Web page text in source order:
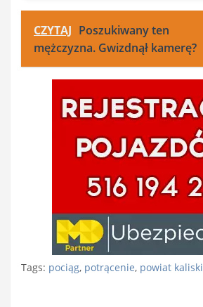
CZYTAJ Poszukiwany ten
mężczyzna. Gwizdnął kamerę?
Tags: pociąg, potrącenie, powiat kaliski